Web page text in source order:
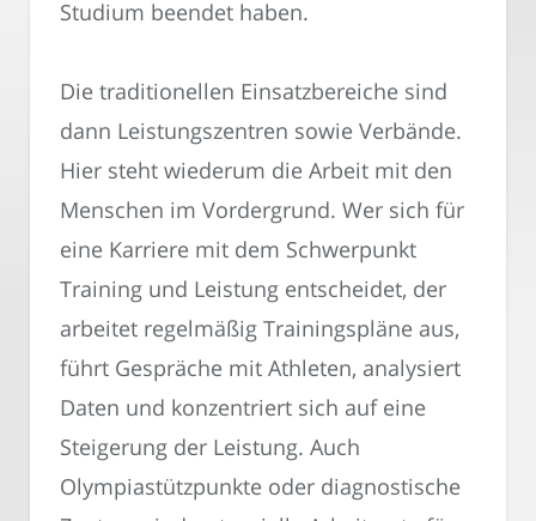
Studium beendet haben.
Die traditionellen Einsatzbereiche sind
dann Leistungszentren sowie Verbände.
Hier steht wiederum die Arbeit mit den
Menschen im Vordergrund. Wer sich für
eine Karriere mit dem Schwerpunkt
Training und Leistung entscheidet, der
arbeitet regelmäßig Trainingspläne aus,
führt Gespräche mit Athleten, analysiert
Daten und konzentriert sich auf eine
Steigerung der Leistung. Auch
Olympiastützpunkte oder diagnostische